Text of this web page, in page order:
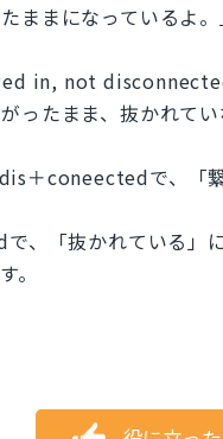
ままになっているよ。
in, not
ったまま、抜かれてい
＋coneectedで、「繋
「抜かれている」に
。